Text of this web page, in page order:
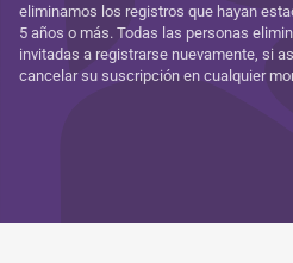
eliminamos los registros que hayan
5 años o más. Todas las personas
invitadas a registrarse nuevamente, si
cancelar su suscripción en cualquier